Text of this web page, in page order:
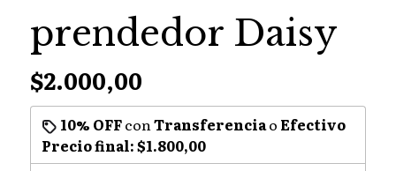
prendedor Daisy
$2.000,00
10% OFFconTransferenciao Efectivo
Precio final:$1.800,00